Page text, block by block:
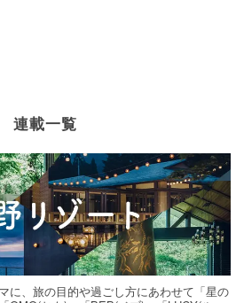
連載一覧
に、旅の目的や過ごし方にあわせて「星の